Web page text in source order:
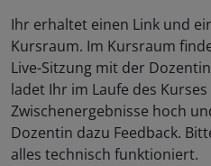
Ihr erhaltet einen Link und
Kursraum. Im Kursraum
Live-Sitzung mit der
ladet Ihr im Laufe des
Zwischenergebnisse hoch
Dozentin dazu Feedback.
alles technisch funktioniert.